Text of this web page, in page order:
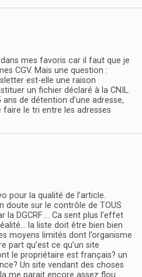
mes favoris car il faut que je
CGV. Mais une question :
est-elle une raison
un fichier déclaré à la CNIL.
de détention d’une adresse,
le tri entre les adresses
pour la qualité de l’article.
doute sur le contrôle de TOUS
la DGCRF … Ca sent plus l’effet
la liste doit être bien bien
moyens limités dont l’organisme
part qu’est ce qu’un site
le propriétaire est français? un
Un site vendant des choses